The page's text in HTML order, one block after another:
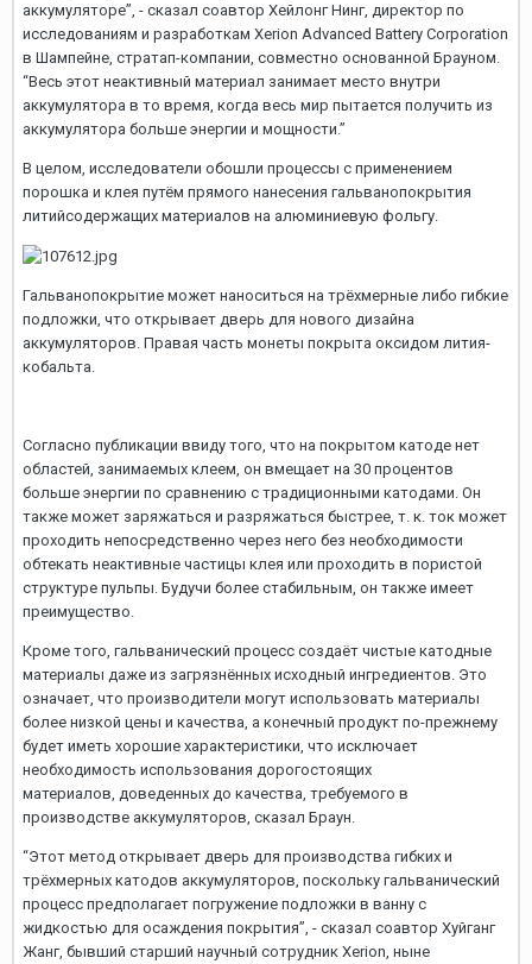
аккумуляторе”, - сказал соавтор Хейлонг Нинг, директор по
исследованиям и разработкам Xerion Advanced Battery Corporation
в Шампейне, стратап-компании, совместно основанной Брауном.
“Весь этот неактивный материал занимает место внутри
аккумулятора в то время, когда весь мир пытается получить из
аккумулятора больше энергии и мощности.”
В целом, исследователи обошли процессы с применением
порошка и клея путём прямого нанесения гальванопокрытия
литийсодержащих материалов на алюминиевую фольгу.
Гальванопокрытие может наноситься на трёхмерные либо гибкие
подложки, что открывает дверь для нового дизайна
аккумуляторов. Правая часть монеты покрыта оксидом лития-
кобальта.
Согласно публикации ввиду того, что на покрытом катоде нет
областей, занимаемых клеем, он вмещает на 30 процентов
больше энергии по сравнению с традиционными катодами. Он
также может заряжаться и разряжаться быстрее, т. к. ток может
проходить непосредственно через него без необходимости
обтекать неактивные частицы клея или проходить в пористой
структуре пульпы. Будучи более стабильным, он также имеет
преимущество.
Кроме того, гальванический процесс создаёт чистые катодные
материалы даже из загрязнённых исходный ингредиентов. Это
означает, что производители могут использовать материалы
более низкой цены и качества, а конечный продукт по-прежнему
будет иметь хорошие характеристики, что исключает
необходимость использования дорогостоящих
материалов, доведенных до качества, требуемого в
производстве аккумуляторов, сказал Браун.
“Этот метод открывает дверь для производства гибких и
трёхмерных катодов аккумуляторов, поскольку гальванический
процесс предполагает погружение подложки в ванну с
жидкостью для осаждения покрытия”, - сказал соавтор Хуйганг
Жанг, бывший старший научный сотрудник Xerion, ныне